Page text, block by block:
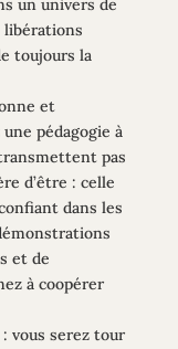
un univers de
libérations
toujours la
et
pédagogie à
pas
d’être : celle
dans les
et de
à coopérer
vous serez tour